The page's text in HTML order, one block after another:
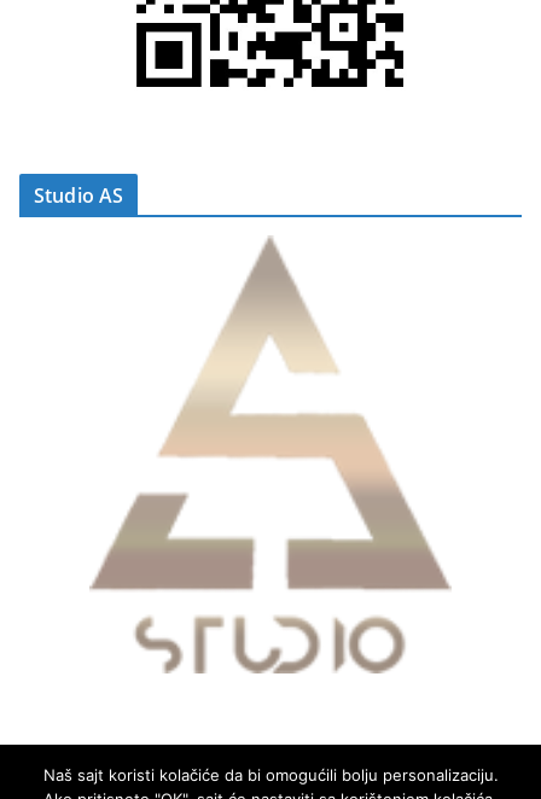
Studio AS
Naš sajt koristi kolačiće da bi omogućili bolju personalizaciju.